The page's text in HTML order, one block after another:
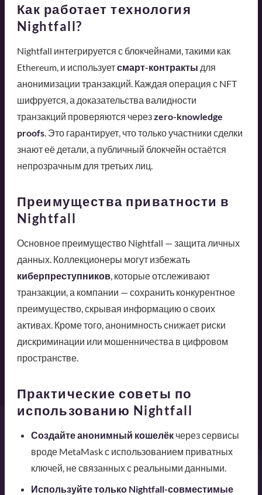
Как работает технология
Nightfall?
Nightfall интегрируется с блокчейнами, такими как
Ethereum, и используетсмарт-контракты для
анонимизации транзакций. Каждая операция с NFT
шифруется, а доказательства валидности
транзакций проверяются черезzero-knowledge
proofs. Это гарантирует, что только участники сделки
знают её детали, а публичный блокчейн остаётся
непрозрачным для третьих лиц.
Преимущества приватности в
Nightfall
Основное преимущество Nightfall — защита личных
данных. Коллекционеры могут избежать
киберпреступников, которые отслеживают
транзакции, а компании — сохранить конкурентное
преимущество, скрывая информацию о своих
активах. Кроме того, анонимность снижает риски
дискриминации или мошенничества в цифровом
пространстве.
Практические советы по
использованию Nightfall
Создайте анонимный кошелёкчерез сервисы
вроде MetaMask с использованием приватных
ключей, не связанных с реальными данными.
Используйте только Nightfall-совместимые